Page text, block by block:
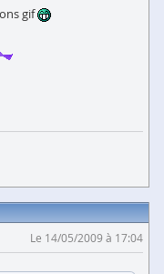
gif
Le 14/05/2009 à 17:04